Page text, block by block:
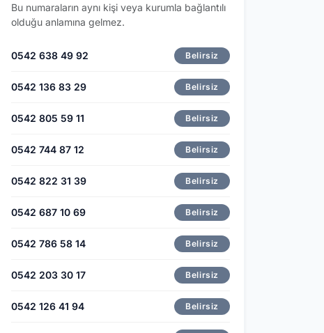
Bu numaraların aynı kişi veya kurumla bağlantılı
olduğu anlamına gelmez.
0542 638 49 92 Belirsiz
0542 136 83 29 Belirsiz
0542 805 59 11 Belirsiz
0542 744 87 12 Belirsiz
0542 822 31 39 Belirsiz
0542 687 10 69 Belirsiz
0542 786 58 14 Belirsiz
0542 203 30 17 Belirsiz
0542 126 41 94 Belirsiz